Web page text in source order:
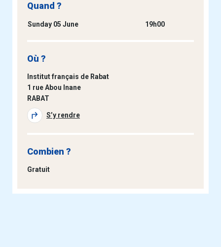
Quand ?
Sunday 05 June 19h00
Où ?
Institut français de Rabat
1 rue Abou Inane
RABAT
S’y rendre
Combien ?
Gratuit